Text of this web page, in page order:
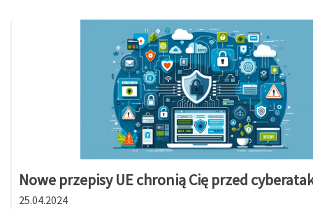
Nowe przepisy UE chronią Cię przed
25.04.2024